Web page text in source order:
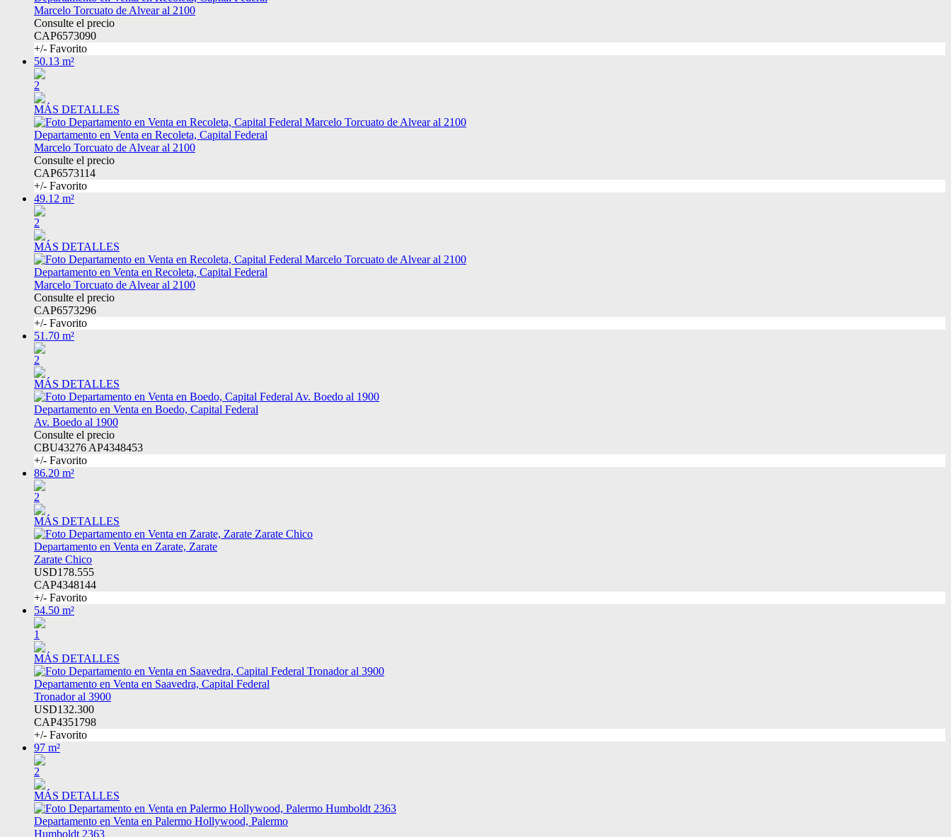
Marcelo Torcuato de Alvear al 2100
Consulte el precio
CAP6573090
+/- Favorito
50.13 m²
2
MÁS DETALLES
Departamento en Venta en Recoleta, Capital Federal
Marcelo Torcuato de Alvear al 2100
Consulte el precio
CAP6573114
+/- Favorito
49.12 m²
2
MÁS DETALLES
Departamento en Venta en Recoleta, Capital Federal
Marcelo Torcuato de Alvear al 2100
Consulte el precio
CAP6573296
+/- Favorito
51.70 m²
2
MÁS DETALLES
Departamento en Venta en Boedo, Capital Federal
Av. Boedo al 1900
Consulte el precio
CBU43276 AP4348453
+/- Favorito
86.20 m²
2
MÁS DETALLES
Departamento en Venta en Zarate, Zarate
Zarate Chico
USD178.555
CAP4348144
+/- Favorito
54.50 m²
1
MÁS DETALLES
Departamento en Venta en Saavedra, Capital Federal
Tronador al 3900
USD132.300
CAP4351798
+/- Favorito
97 m²
2
MÁS DETALLES
Departamento en Venta en Palermo Hollywood, Palermo
Humboldt 2363